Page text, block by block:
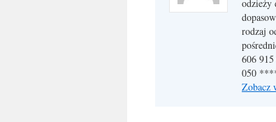
odzieży
rodzaj
606
050
Zobacz